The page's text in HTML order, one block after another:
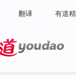
翻译 有道